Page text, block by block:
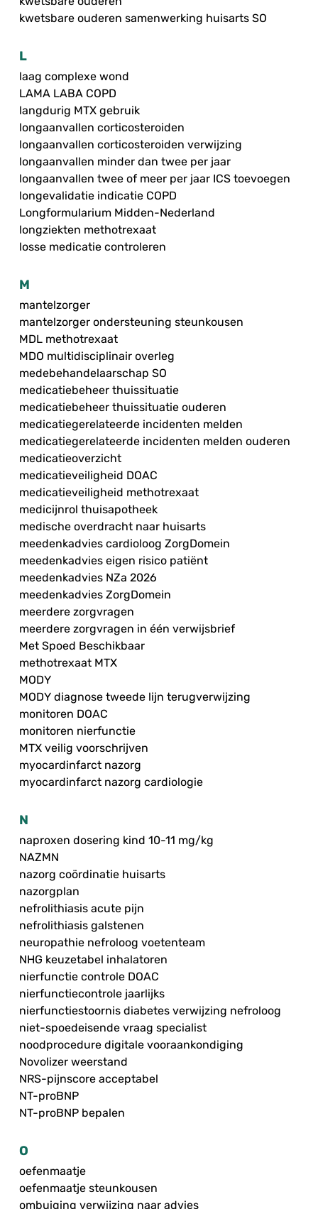
kwetsbare ouderen samenwerking huisarts SO
L
laag complexe wond
LAMA LABA COPD
langdurig MTX gebruik
longaanvallen corticosteroiden
longaanvallen corticosteroiden verwijzing
longaanvallen minder dan twee per jaar
longaanvallen twee of meer per jaar ICS toevoegen
longevalidatie indicatie COPD
Longformularium Midden-Nederland
longziekten methotrexaat
losse medicatie controleren
M
mantelzorger
mantelzorger ondersteuning steunkousen
MDL methotrexaat
MDO multidisciplinair overleg
medebehandelaarschap SO
medicatiebeheer thuissituatie
medicatiebeheer thuissituatie ouderen
medicatiegerelateerde incidenten melden
medicatiegerelateerde incidenten melden ouderen
medicatieoverzicht
medicatieveiligheid DOAC
medicatieveiligheid methotrexaat
medicijnrol thuisapotheek
medische overdracht naar huisarts
meedenkadvies cardioloog ZorgDomein
meedenkadvies eigen risico patiënt
meedenkadvies NZa 2026
meedenkadvies ZorgDomein
meerdere zorgvragen
meerdere zorgvragen in één verwijsbrief
Met Spoed Beschikbaar
methotrexaat MTX
MODY
MODY diagnose tweede lijn terugverwijzing
monitoren DOAC
monitoren nierfunctie
MTX veilig voorschrijven
myocardinfarct nazorg
myocardinfarct nazorg cardiologie
N
naproxen dosering kind 10-11 mg/kg
NAZMN
nazorg coördinatie huisarts
nazorgplan
nefrolithiasis acute pijn
nefrolithiasis galstenen
neuropathie nefroloog voetenteam
NHG keuzetabel inhalatoren
nierfunctie controle DOAC
nierfunctiecontrole jaarlijks
nierfunctiestoornis diabetes verwijzing nefroloog
niet-spoedeisende vraag specialist
noodprocedure digitale vooraankondiging
Novolizer weerstand
NRS-pijnscore acceptabel
NT-proBNP
NT-proBNP bepalen
O
oefenmaatje
oefenmaatje steunkousen
ombuiging verwijzing naar advies